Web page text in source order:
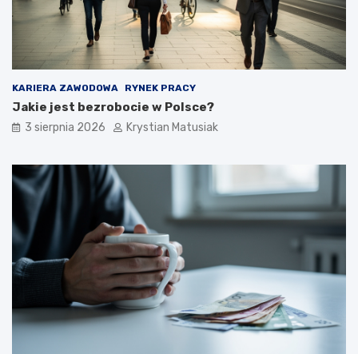
KARIERA ZAWODOWA RYNEK PRACY
Jakie jest bezrobocie w Polsce?
3 sierpnia 2026 Krystian Matusiak